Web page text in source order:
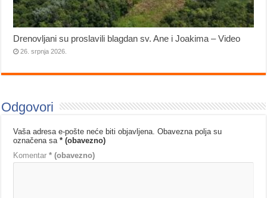
Drenovljani su proslavili blagdan sv. Ane i Joakima – Video
26. srpnja 2026.
Odgovori
Vaša adresa e-pošte neće biti objavljena. Obavezna polja su
označena sa* (obavezno)
Komentar* (obavezno)